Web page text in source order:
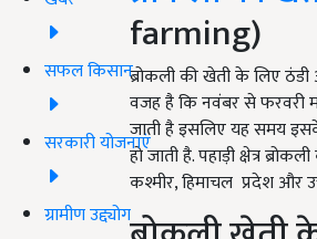
सफल किसान
सरकारी योजनाएं
ग्रामीण उद्द्योग
farming)
ब्रोकली की खेती के लिए
वजह है कि नवंबर से फरवरी
जाती है इसलिए यह समय
हो जाती है. पहाड़ी क्षेत्र
कश्मीर, हिमाचल प्रदेश और